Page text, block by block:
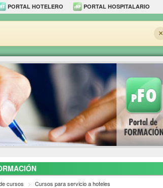
PORTAL HOTELERO PORTAL HOSPITALARIO
×
cursos Cursos para servicio a hoteles